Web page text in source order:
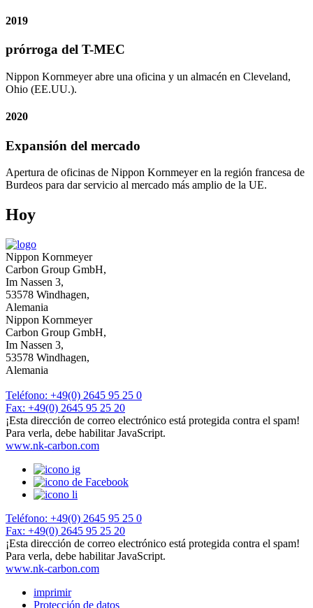
2019
prórroga del T-MEC
Nippon Kornmeyer abre una oficina y un almacén en Cleveland,
Ohio (EE.UU.).
2020
Expansión del mercado
Apertura de oficinas de Nippon Kornmeyer en la región francesa de
Burdeos para dar servicio al mercado más amplio de la UE.
Hoy
Nippon Kornmeyer
Carbon Group GmbH,
Im Nassen 3,
53578 Windhagen,
Alemania
Nippon Kornmeyer
Carbon Group GmbH,
Im Nassen 3,
53578 Windhagen,
Alemania
Teléfono: +49(0) 2645 95 25 0
Fax: +49(0) 2645 95 25 20
¡Esta dirección de correo electrónico está protegida contra el spam!
Para verla, debe habilitar JavaScript.
www.nk-carbon.com
Teléfono: +49(0) 2645 95 25 0
Fax: +49(0) 2645 95 25 20
¡Esta dirección de correo electrónico está protegida contra el spam!
Para verla, debe habilitar JavaScript.
www.nk-carbon.com
imprimir
Protección de datos